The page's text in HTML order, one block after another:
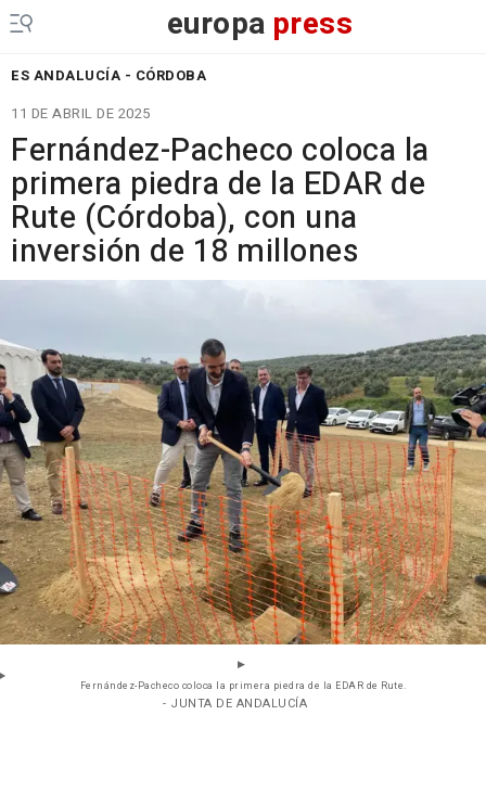
europa press
ES ANDALUCÍA - CÓRDOBA
11 DE ABRIL DE 2025
Fernández-Pacheco coloca la
primera piedra de la EDAR de
Rute (Córdoba), con una
inversión de 18 millones
Fernández-Pacheco coloca la primera piedra de la EDAR de Rute.
- JUNTA DE ANDALUCÍA